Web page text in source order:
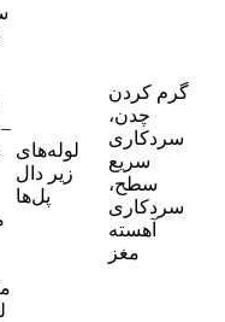
لوله‌های
زیر دال
پل‌ها
گرم کردن
چدن،
سردکاری
سریع
سطح،
سردکاری
آهسته
مغز